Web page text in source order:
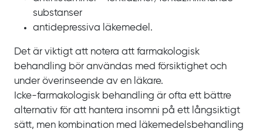
substanser
antidepressiva läkemedel.
Det är viktigt att notera att farmakologisk
behandling bör användas med försiktighet och
under överinseende av en läkare.
Icke‍-‍farmakologisk behandling är ofta ett bättre
alternativ för att hantera insomni på ett långsiktigt
sätt, men kombination med läkemedelsbehandling